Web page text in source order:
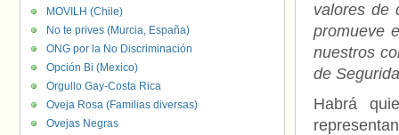
valores de
promueve
nuestros
de
Habrá
MOVILH (Chile)
No te prives (Murcia, España)
ONG por la No Discriminación
Opción Bi (Mexico)
Orgullo Gay-Costa Rica
Oveja Rosa (Familias diversas)
Ovejas Negras